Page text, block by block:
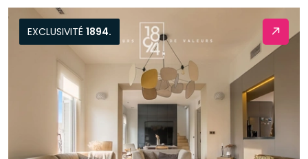
EXCLUSIVITÉ 1894.